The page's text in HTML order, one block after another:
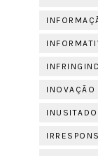
INOVAÇÃO
INUSITADO